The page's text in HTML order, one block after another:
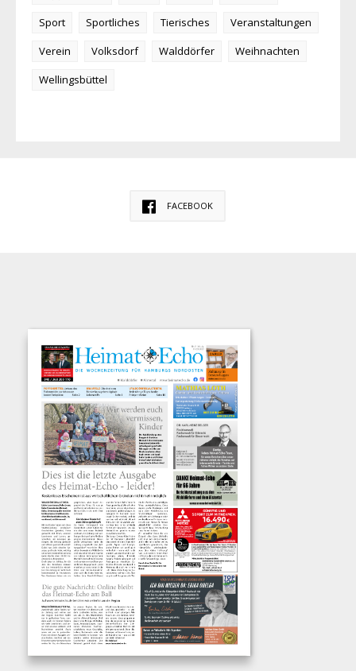
Sport
Sportliches Tierisches
Veranstaltungen
Verein
Volksdorf Walddörfer
Weihnachten
Wellingsbüttel
FACEBOOK